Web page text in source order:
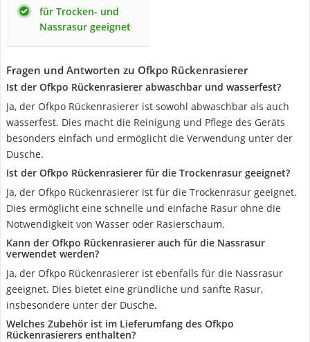
für Trocken- und
Nassrasur geeignet
Fragen und Antworten zu Ofkpo Rückenrasierer
Ist der Ofkpo Rückenrasierer abwaschbar und wasserfest?
Ja, der Ofkpo Rückenrasierer ist sowohl abwaschbar als auch
wasserfest. Dies macht die Reinigung und Pflege des Geräts
besonders einfach und ermöglicht die Verwendung unter der
Dusche.
Ist der Ofkpo Rückenrasierer für die Trockenrasur geeignet?
Ja, der Ofkpo Rückenrasierer ist für die Trockenrasur geeignet.
Dies ermöglicht eine schnelle und einfache Rasur ohne die
Notwendigkeit von Wasser oder Rasierschaum.
Kann der Ofkpo Rückenrasierer auch für die Nassrasur
verwendet werden?
Ja, der Ofkpo Rückenrasierer ist ebenfalls für die Nassrasur
geeignet. Dies bietet eine gründliche und sanfte Rasur,
insbesondere unter der Dusche.
Welches Zubehör ist im Lieferumfang des Ofkpo
Rückenrasierers enthalten?